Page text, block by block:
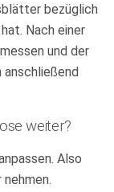
bezüglich
Nach einer
und der
anschließend
weiter?
Also